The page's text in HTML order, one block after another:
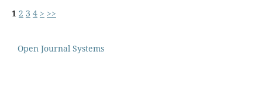
1 2 3 4 > >>
Open Journal Systems